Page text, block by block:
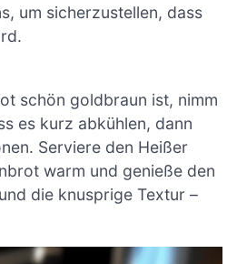
um sicherzustellen, dass
schön goldbraun ist, nimm
es kurz abkühlen, dann
Serviere den Heißer
warm und genieße den
die knusprige Textur –